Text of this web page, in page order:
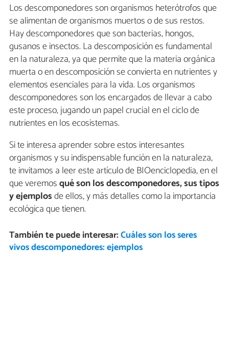
Los descomponedores son organismos heterótrofos que
se alimentan de organismos muertos o de sus restos.
Hay descomponedores que son bacterias, hongos,
gusanos e insectos. La descomposición es fundamental
en la naturaleza, ya que permite que la materia orgánica
muerta o en descomposición se convierta en nutrientes y
elementos esenciales para la vida. Los organismos
descomponedores son los encargados de llevar a cabo
este proceso, jugando un papel crucial en el ciclo de
nutrientes en los ecosistemas.
Si te interesa aprender sobre estos interesantes
organismos y su indispensable función en la naturaleza,
te invitamos a leer este artículo de BIOenciclopedia, en el
que veremosqué son los descomponedores, sus tipos
y ejemplosde ellos, y más detalles como la importancia
ecológica que tienen.
También te puede interesar:Cuáles son los seres
vivos descomponedores: ejemplos